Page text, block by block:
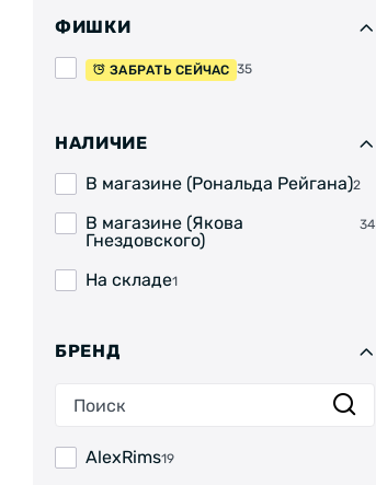
ФИШКИ
ЗАБРАТЬ СЕЙЧАС 35
НАЛИЧИЕ
В магазине (Рональда Рейгана)2
В магазине (Якова
Гнездовского)
34
На складе1
БРЕНД
AlexRims19